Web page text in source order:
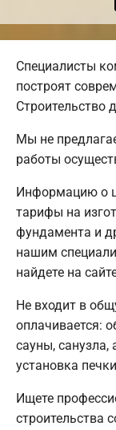
Специалисты
построят
Строительство
Мы не
работы
Информацию о
тарифы на
фундамента и
нашим
найдете на
Не входит в
оплачивается:
сауны, санузла,
установка
Ищете
строительства